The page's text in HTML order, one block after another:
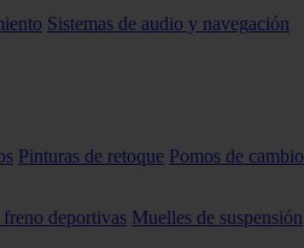
Sistemas de audio y navegación
Pinturas de retoque Pomos de cambio
freno deportivas Muelles de suspensión